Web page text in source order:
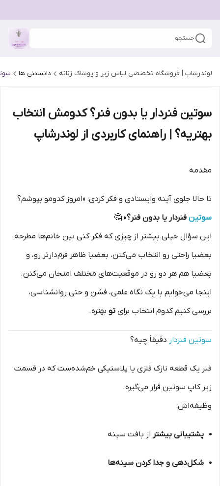
جستجو
لوندرشاپ | فروشگاه تخصصی لباس زیر و پوشاک زنانه دانستنی ها
سوتین فنردار یا بدون فنر؟ کدومش انتخاب
بهتریه؟ | راهنمای کاربردی از لوندرشاپ
مقدمه
تا حالا جلوی آینه وایستادی و فکر کردی: «امروز کدومو بپوشم؟
سوتین فنردار یا بدون فنر؟» 🤔
این سؤال خیلی بیشتر از چیزی که فکر کنی بین خانم‌ها مطرحه.
بعضیا راحتی رو انتخاب می‌کنن، بعضیا ظاهر فرم‌دارتر رو، و
بعضیا هم هر دو رو در موقعیت‌های مختلف امتحان می‌کنن.
اینجا می‌خوایم با یک نگاه علمی، فشن و حتی روانشناسی،
بررسی کنیم کدوم انتخاب برای تو بهتره.
سوتین فنردار دقیقاً چیه؟
فنر یک قطعه نازک فلزی یا پلاستیکی خم‌شده‌ست که در قسمت
زیر کاپ سوتین قرار می‌گیره.
وظیفه‌اش:
پشتیبانی بیشتر از بافت سینه
شکل‌دهی و جدا کردن سینه‌ها